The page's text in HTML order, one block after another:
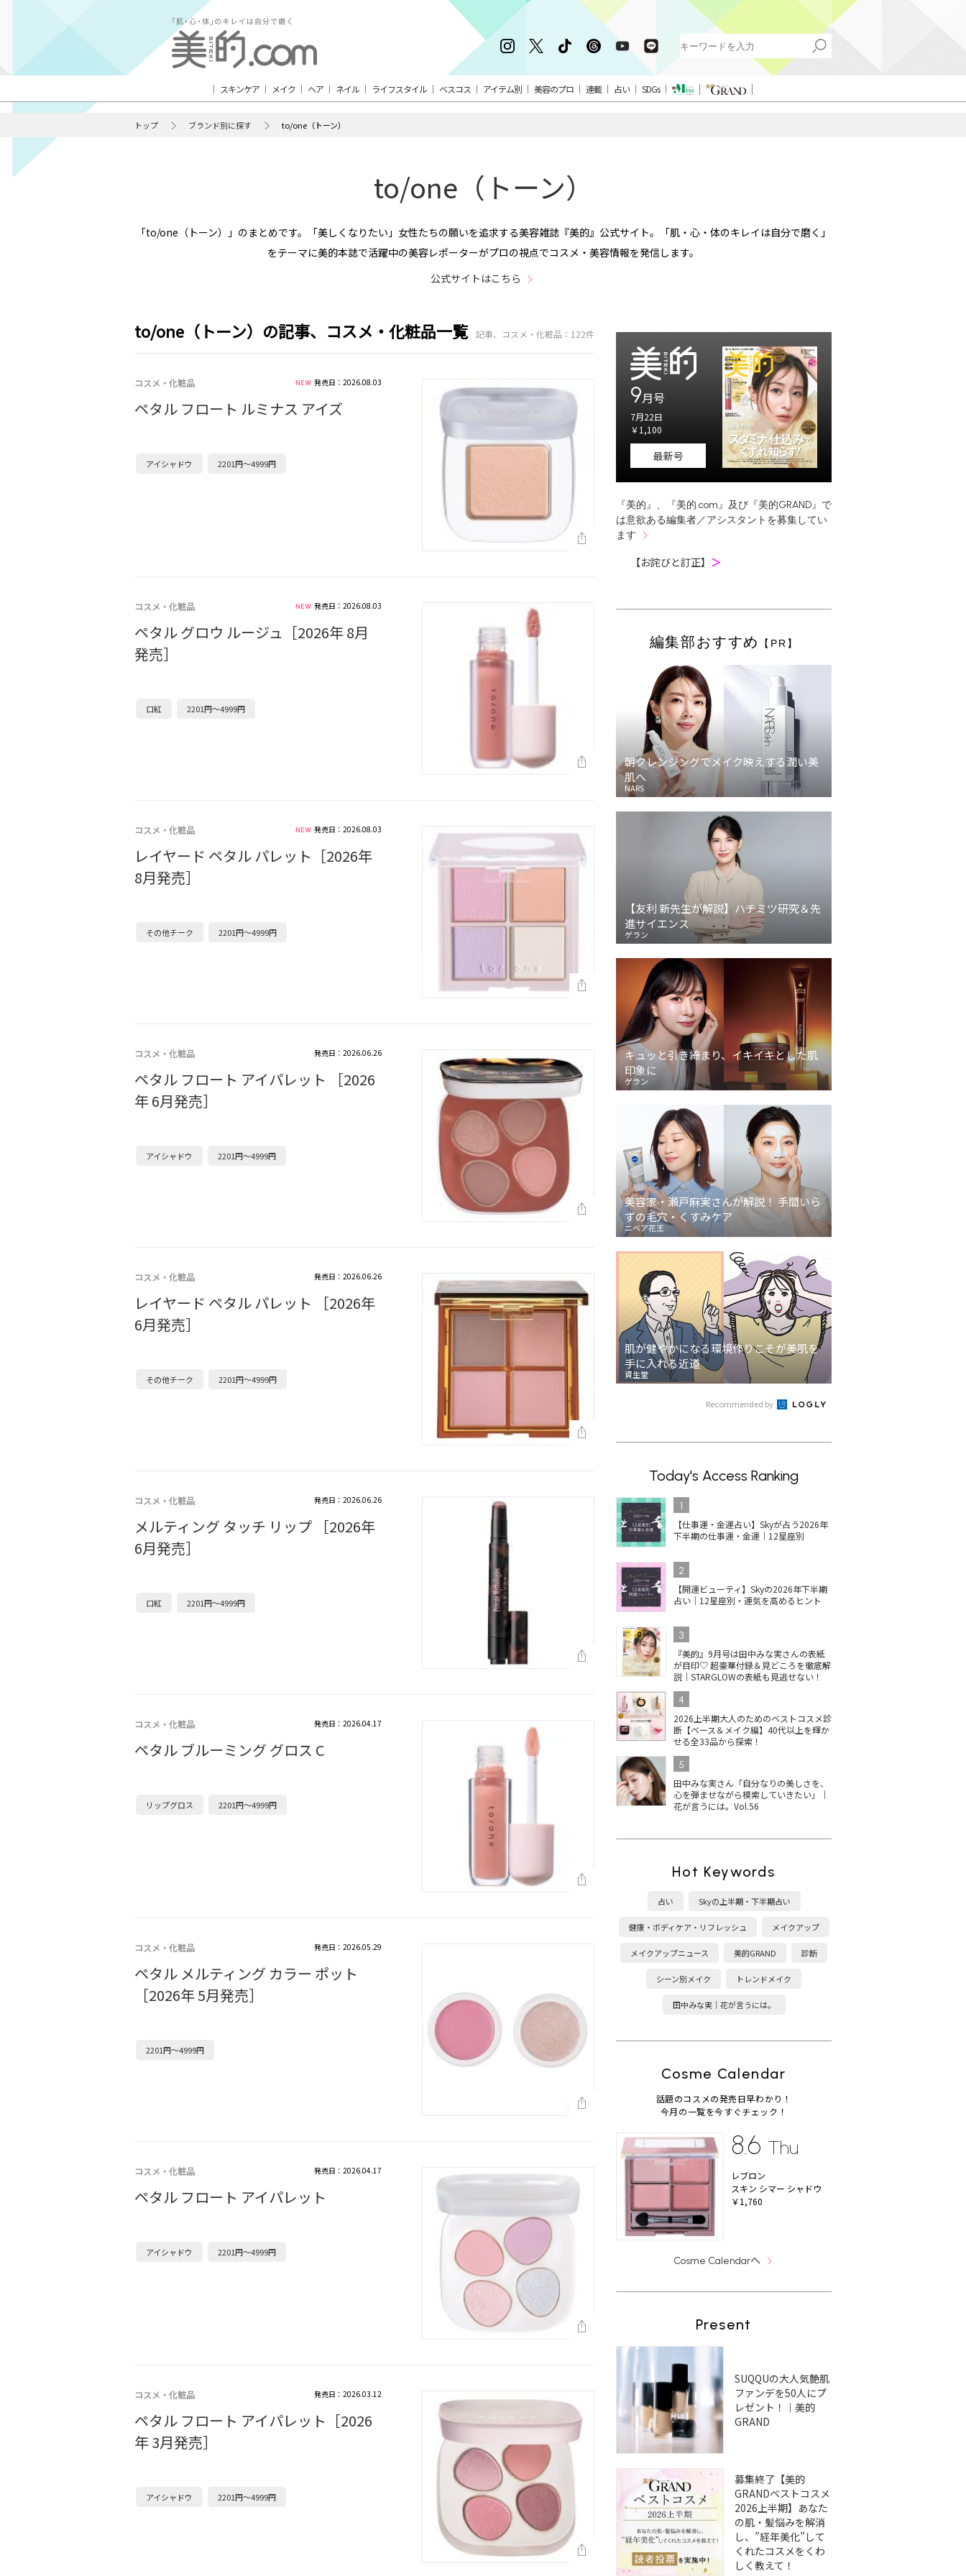
スキンケア メイク ヘア ネイル ライフスタイル ベスコス アイテム別 美容のプロ 連載 占い SDGs
トップ ブランド別に探す to/one（トーン）
to/one（トーン）
「to/one（トーン）」のまとめです。「美しくなりたい」女性たちの願いを追求する美容雑誌『美的』公式サイト。「肌・心・体のキレイは自分で磨く」
をテーマに美的本誌で活躍中の美容レポーターがプロの視点でコスメ・美容情報を発信します。
公式サイトはこちら
to/one（トーン）の記事、コスメ・化粧品一覧 記事、コスメ・化粧品：122件
コスメ・化粧品 発売日：2026.08.03
ペタル フロート ルミナス アイズ
アイシャドウ 2201円～4999円
コスメ・化粧品 発売日：2026.08.03
ペタル グロウ ルージュ［2026年 8月
発売］
口紅 2201円～4999円
コスメ・化粧品 発売日：2026.08.03
レイヤード ペタル パレット［2026年
8月発売］
その他チーク 2201円～4999円
コスメ・化粧品 発売日：2026.06.26
ペタル フロート アイパレット ［2026
年 6月発売］
アイシャドウ 2201円～4999円
コスメ・化粧品 発売日：2026.06.26
レイヤード ペタル パレット ［2026年
6月発売］
その他チーク 2201円～4999円
コスメ・化粧品 発売日：2026.06.26
メルティング タッチ リップ ［2026年
6月発売］
口紅 2201円～4999円
コスメ・化粧品 発売日：2026.04.17
ペタル ブルーミング グロス C
リップグロス 2201円～4999円
コスメ・化粧品 発売日：2026.05.29
ペタル メルティング カラー ポット
［2026年 5月発売］
2201円～4999円
コスメ・化粧品 発売日：2026.04.17
ペタル フロート アイパレット
アイシャドウ 2201円～4999円
コスメ・化粧品 発売日：2026.03.12
ペタル フロート アイパレット［2026
年 3月発売］
アイシャドウ 2201円～4999円
9月号
7月22日
￥1,100
最新号
『美的』、『美的.com』及び『美的GRAND』で
は意欲ある編集者／アシスタントを募集してい
ます
【お詫びと訂正】 ＞
編集部おすすめ 【PR】
朝クレンジングでメイク映えする潤い美
肌へ
NARS
【友利 新先生が解説】ハチミツ研究＆先
進サイエンス
ゲラン
キュッと引き締まり、イキイキとした肌
印象に
ゲラン
美容家・瀬戸麻実さんが解説！ 手間いら
ずの毛穴・くすみケア
ニベア花王
肌が健やかになる環境作りこそが美肌を
手に入れる近道
資生堂
Recommended by
Today's Access Ranking
1
【仕事運・金運占い】Skyが占う2026年
下半期の仕事運・金運｜12星座別
2
【開運ビューティ】Skyの2026年下半期
占い｜12星座別・運気を高めるヒント
3
『美的』9月号は田中みな実さんの表紙
が目印♡ 超豪華付録＆見どころを徹底解
説｜STARGLOWの表紙も見逃せない！
4
2026上半期大人のためのベストコスメ診
断【ベース＆メイク編】40代以上を輝か
せる全33品から探索！
5
田中みな実さん「自分なりの美しさを、
心を弾ませながら模索していきたい」｜
花が言うには。Vol.56
Hot Keywords
占い Skyの上半期・下半期占い
健康・ボディケア・リフレッシュ メイクアップ
メイクアップニュース 美的GRAND 診断
シーン別メイク トレンドメイク
田中みな実｜花が言うには。
Cosme Calendar
話題のコスメの発売日早わかり！
今月の一覧を今すぐチェック！
8.6 Thu
レブロン
スキン シマー シャドウ
￥1,760
Cosme Calendarへ
Present
SUQQUの大人気艶肌
ファンデを50人にプ
レゼント！｜美的
GRAND
募集終了【美的
GRANDベストコスメ
2026上半期】あなた
の肌・髪悩みを解消
し、”経年美化”して
くれたコスメをくわ
しく教えて！